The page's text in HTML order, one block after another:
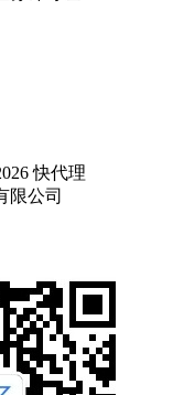
快代理
限公司